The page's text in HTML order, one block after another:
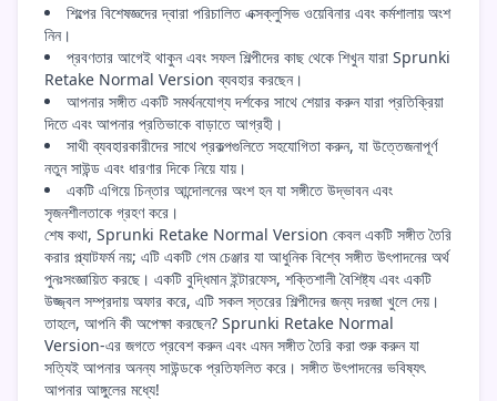
শিল্পের বিশেষজ্ঞদের দ্বারা পরিচালিত এক্সক্লুসিভ ওয়েবিনার এবং কর্মশালায় অংশ
নিন।
প্রবণতার আগেই থাকুন এবং সফল শিল্পীদের কাছ থেকে শিখুন যারা Sprunki
Retake Normal Version ব্যবহার করছেন।
আপনার সঙ্গীত একটি সমর্থনযোগ্য দর্শকের সাথে শেয়ার করুন যারা প্রতিক্রিয়া
দিতে এবং আপনার প্রতিভাকে বাড়াতে আগ্রহী।
সাথী ব্যবহারকারীদের সাথে প্রকল্পগুলিতে সহযোগিতা করুন, যা উত্তেজনাপূর্ণ
নতুন সাউন্ড এবং ধারণার দিকে নিয়ে যায়।
একটি এগিয়ে চিন্তার আন্দোলনের অংশ হন যা সঙ্গীতে উদ্ভাবন এবং
সৃজনশীলতাকে গ্রহণ করে।
শেষ কথা, Sprunki Retake Normal Version কেবল একটি সঙ্গীত তৈরি
করার প্ল্যাটফর্ম নয়; এটি একটি গেম চেঞ্জার যা আধুনিক বিশ্বে সঙ্গীত উৎপাদনের অর্থ
পুনঃসংজ্ঞায়িত করছে। একটি বুদ্ধিমান ইন্টারফেস, শক্তিশালী বৈশিষ্ট্য এবং একটি
উজ্জ্বল সম্প্রদায় অফার করে, এটি সকল স্তরের শিল্পীদের জন্য দরজা খুলে দেয়।
তাহলে, আপনি কী অপেক্ষা করছেন? Sprunki Retake Normal
Version-এর জগতে প্রবেশ করুন এবং এমন সঙ্গীত তৈরি করা শুরু করুন যা
সত্যিই আপনার অনন্য সাউন্ডকে প্রতিফলিত করে। সঙ্গীত উৎপাদনের ভবিষ্যৎ
আপনার আঙ্গুলের মধ্যে!